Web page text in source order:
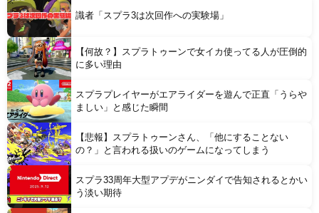
識者「スプラ3は次回作への実験場」
【何故？】スプラトゥーンで女イカ使ってる人が圧倒的
に多い理由
スプラプレイヤーがエアライダーを遊んで正直「うらや
ましい」と感じた瞬間
【悲報】スプラトゥーンさん、「他にすることない
の？」と言われる扱いのゲームになってしまう
スプラ33周年大型アプデがニンダイで告知されるとかい
う淡い期待